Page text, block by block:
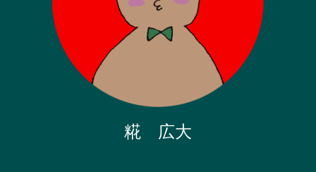
糀 広大